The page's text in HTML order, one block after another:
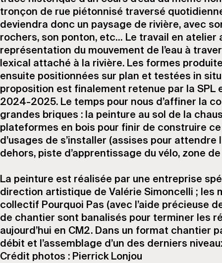
tronçon de rue piétonnisé traversé
deviendra donc un paysage de rivière, avec
rochers, son ponton, etc… Le travail en atelier
représentation du mouvement de l’eau à
lexical attaché à la rivière. Les formes
ensuite positionnées sur plan et testées in
proposition est finalement retenue par la SPL
2024-2025. Le temps pour nous d’affiner la
grandes briques : la peinture au sol de la
plateformes en bois pour finir de construire
d’usages de s’installer (assises pour
dehors, piste d’apprentissage du vélo, zone
La peinture est réalisée par une entreprise
direction artistique de Valérie Simoncelli ;
collectif Pourquoi Pas (avec l’aide précieuse
de chantier sont banalisés pour terminer les
aujourd’hui en CM2. Dans un format
débit et l’assemblage d’un des derniers
Crédit photos : Pierrick Lonjou